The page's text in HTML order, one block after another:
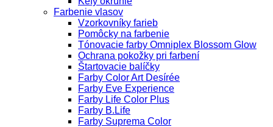
Farbenie vlasov
Vzorkovníky farieb
Pomôcky na farbenie
Tónovacie farby Omniplex Blossom Glow
Ochrana pokožky pri farbení
Štartovacie balíčky
Farby Color Art Desírée
Farby Eve Experience
Farby Life Color Plus
Farby B.Life
Farby Suprema Color